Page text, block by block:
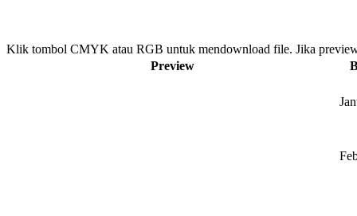
Klik tombol CMYK atau RGB untuk mendownload file. Jika
Preview